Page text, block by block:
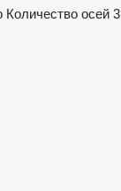
Количество осей 3